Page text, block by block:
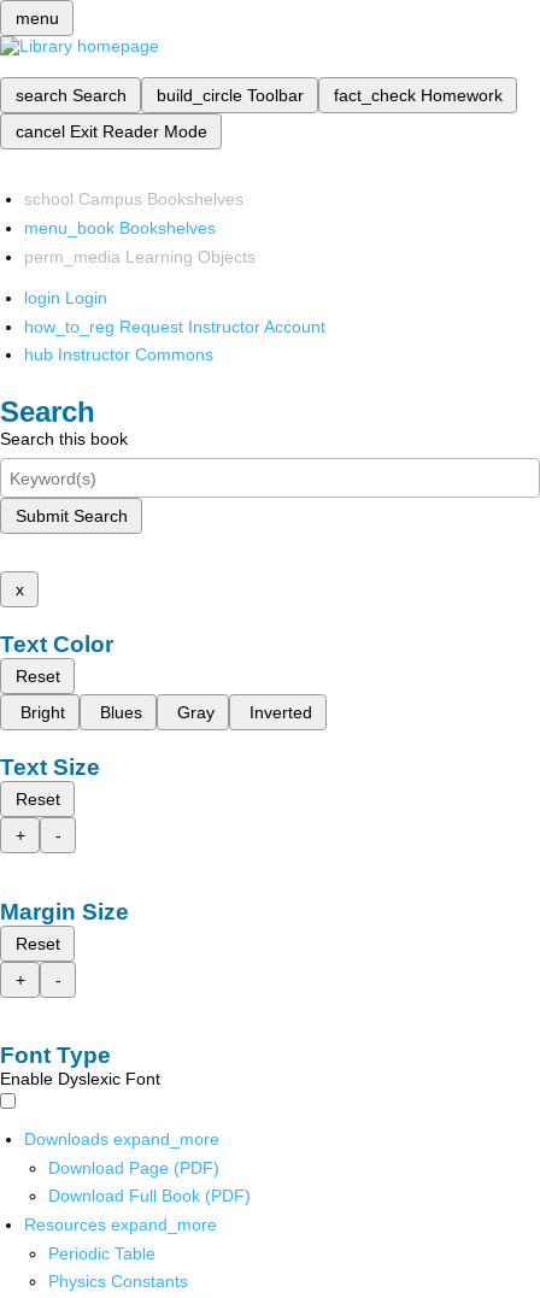
menu
search Search build_circle Toolbar fact_check Homework
cancel Exit Reader Mode
school Campus Bookshelves
menu_book Bookshelves
perm_media Learning Objects
login Login
how_to_reg Request Instructor Account
hub Instructor Commons
Search
Search this book
Submit Search
x
Text Color
Reset
Bright
Blues Gray Inverted
Text Size
Reset
+
-
Margin Size
Reset
+
-
Font Type
Enable Dyslexic Font
Downloads expand_more
Download Page (PDF)
Download Full Book (PDF)
Resources expand_more
Periodic Table
Physics Constants